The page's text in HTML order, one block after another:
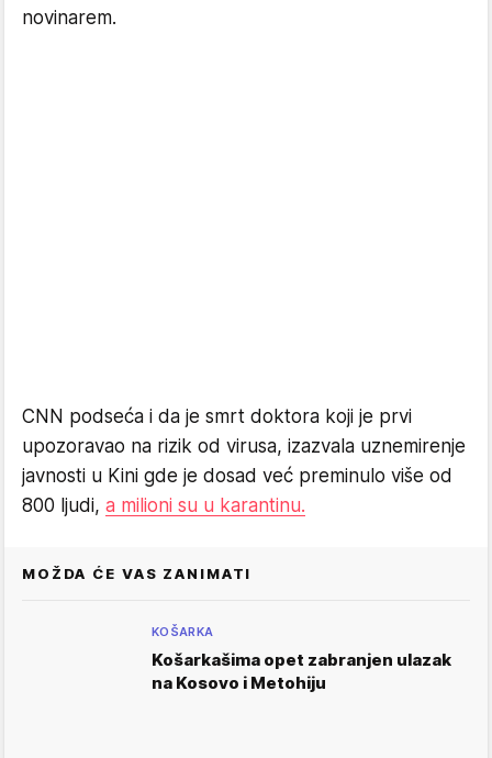
novinarem.
CNN podseća i da je smrt doktora koji je prvi
upozoravao na rizik od virusa, izazvala uznemirenje
javnosti u Kini gde je dosad već preminulo više od
800 ljudi, a milioni su u karantinu.
MOŽDA ĆE VAS ZANIMATI
KOŠARKA
Košarkašima opet zabranjen ulazak
na Kosovo i Metohiju